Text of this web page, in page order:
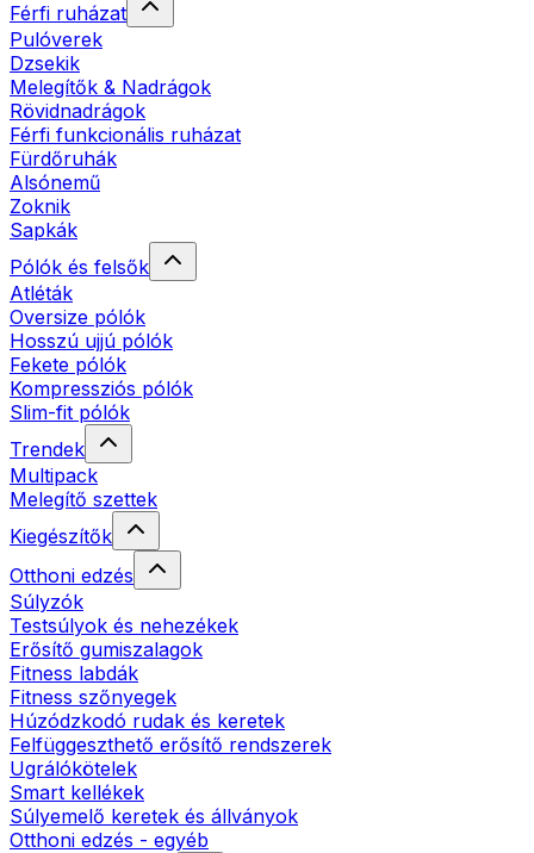
Férfi ruházat
Pulóverek
Dzsekik
Melegítők & Nadrágok
Rövidnadrágok
Férfi funkcionális ruházat
Fürdőruhák
Alsónemű
Zoknik
Sapkák
Pólók és felsők
Atléták
Oversize pólók
Hosszú ujjú pólók
Fekete pólók
Kompressziós pólók
Slim-fit pólók
Trendek
Multipack
Melegítő szettek
Kiegészítők
Otthoni edzés
Súlyzók
Testsúlyok és nehezékek
Erősítő gumiszalagok
Fitness labdák
Fitness szőnyegek
Húzódzkodó rudak és keretek
Felfüggeszthető erősítő rendszerek
Ugrálókötelek
Smart kellékek
Súlyemelő keretek és állványok
Otthoni edzés - egyéb